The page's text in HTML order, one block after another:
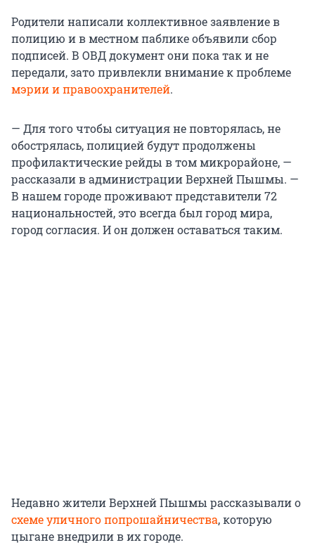
Родители написали коллективное заявление в
полицию и в местном паблике объявили сбор
подписей. В ОВД документ они пока так и не
передали, зато привлекли внимание к проблеме
мэрии и правоохранителей.
— Для того чтобы ситуация не повторялась, не
обострялась, полицией будут продолжены
профилактические рейды в том микрорайоне, —
рассказали в администрации Верхней Пышмы. —
В нашем городе проживают представители 72
национальностей, это всегда был город мира,
город согласия. И он должен оставаться таким.
Недавно жители Верхней Пышмы рассказывали о
схеме уличного попрошайничества, которую
цыгане внедрили в их городе.